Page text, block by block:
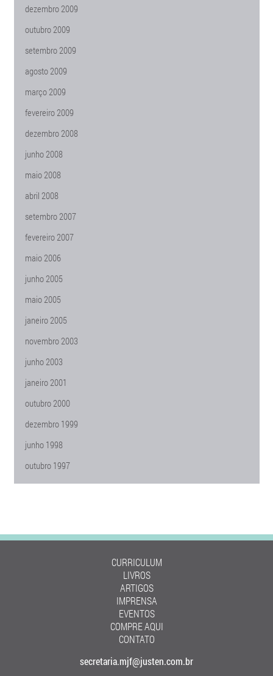
dezembro 2009
outubro 2009
setembro 2009
agosto 2009
março 2009
fevereiro 2009
dezembro 2008
junho 2008
maio 2008
abril 2008
setembro 2007
fevereiro 2007
maio 2006
junho 2005
maio 2005
janeiro 2005
novembro 2003
junho 2003
janeiro 2001
outubro 2000
dezembro 1999
junho 1998
outubro 1997
CURRICULUM
LIVROS
ARTIGOS
IMPRENSA
EVENTOS
COMPRE AQUI
CONTATO
secretaria.mjf@justen.com.br